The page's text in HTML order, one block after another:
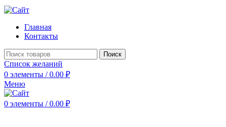
Главная
Контакты
Поиск
Список желаний
0 элементы / 0.00 ₽
Меню
0 элементы / 0.00 ₽